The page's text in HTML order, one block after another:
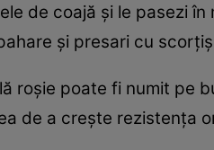
de coajă şi le pasezi
şi presari cu
roşie poate fi numit pe
de a creşte rezistenţa